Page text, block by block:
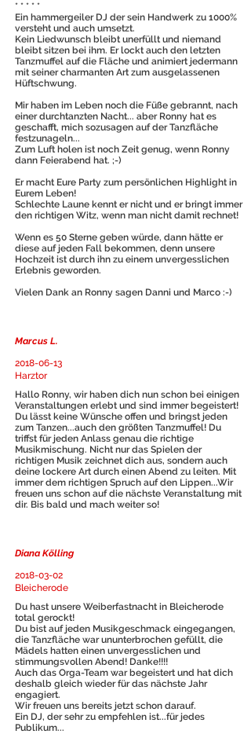
* * * * *
Ein hammergeiler DJ der sein Handwerk zu 1000%
versteht und auch umsetzt.
Kein Liedwunsch bleibt unerfüllt und niemand
bleibt sitzen bei ihm. Er lockt auch den letzten
Tanzmuffel auf die Fläche und animiert jedermann
mit seiner charmanten Art zum ausgelassenen
Hüftschwung.
Mir haben im Leben noch die Füße gebrannt, nach
einer durchtanzten Nacht... aber Ronny hat es
geschafft, mich sozusagen auf der Tanzfläche
festzunageln...
Zum Luft holen ist noch Zeit genug, wenn Ronny
dann Feierabend hat. ;-)
Er macht Eure Party zum persönlichen Highlight in
Eurem Leben!
Schlechte Laune kennt er nicht und er bringt immer
den richtigen Witz, wenn man nicht damit rechnet!
Wenn es 50 Sterne geben würde, dann hätte er
diese auf jeden Fall bekommen, denn unsere
Hochzeit ist durch ihn zu einem unvergesslichen
Erlebnis geworden.
Vielen Dank an Ronny sagen Danni und Marco :-)
Marcus L.
2018-06-13
Harztor
Hallo Ronny, wir haben dich nun schon bei einigen
Veranstaltungen erlebt und sind immer begeistert!
Du lässt keine Wünsche offen und bringst jeden
zum Tanzen...auch den größten Tanzmuffel! Du
triffst für jeden Anlass genau die richtige
Musikmischung. Nicht nur das Spielen der
richtigen Musik zeichnet dich aus, sondern auch
deine lockere Art durch einen Abend zu leiten. Mit
immer dem richtigen Spruch auf den Lippen...Wir
freuen uns schon auf die nächste Veranstaltung mit
dir. Bis bald und mach weiter so!
Diana Kölling
2018-03-02
Bleicherode
Du hast unsere Weiberfastnacht in Bleicherode
total gerockt!
Du bist auf jeden Musikgeschmack eingegangen,
die Tanzfläche war ununterbrochen gefüllt, die
Mädels hatten einen unvergesslichen und
stimmungsvollen Abend! Danke!!!!
Auch das Orga-Team war begeistert und hat dich
deshalb gleich wieder für das nächste Jahr
engagiert.
Wir freuen uns bereits jetzt schon darauf.
Ein DJ, der sehr zu empfehlen ist...für jedes
Publikum...